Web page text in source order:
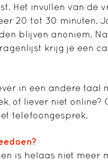
Het invullen van de
20 tot 30 minuten.
blijven anoniem.
krijg je een
in een andere taal
of liever niet online?
telefoongesprek.
is helaas niet meer